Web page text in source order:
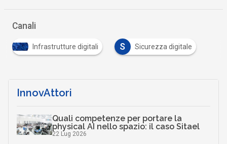
Canali
Infrastrutture digitali S Sicurezza digitale
InnovAttori
Quali competenze per portare la
physical AI nello spazio: il caso Sitael
22 Lug 2026